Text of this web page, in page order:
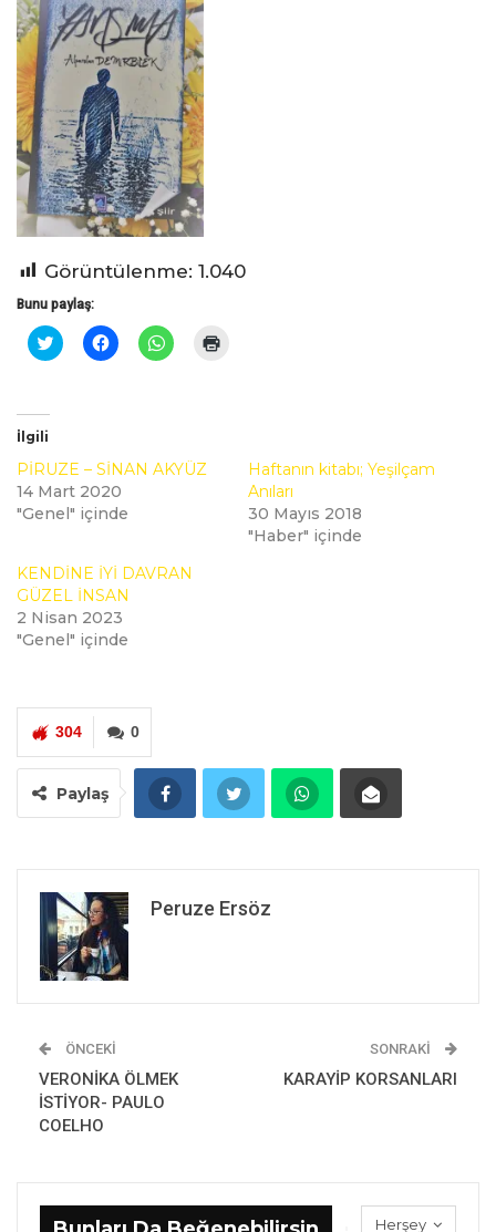
Görüntülenme: 1.040
Bunu paylaş:
Twitter
üzerinde
Facebook'ta
paylaşmak
WhatsApp'ta
paylaşmak
İlgili
PİRUZE – SİNAN AKYÜZ
14 Mart 2020
"Genel" içinde
Haftanın kitabı; Yeşilçam
Anıları
30 Mayıs 2018
"Haber" içinde
KENDİNE İYİ DAVRAN
GÜZEL İNSAN
2 Nisan 2023
"Genel" içinde
0
304
Paylaş
Peruze Ersöz
ÖNCEKI
VERONİKA ÖLMEK
İSTİYOR- PAULO
COELHO
SONRAKI
KARAYİP KORSANLARI
Herşey